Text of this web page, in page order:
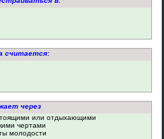
считается:
через
или отдыхающими
чертами
молодости